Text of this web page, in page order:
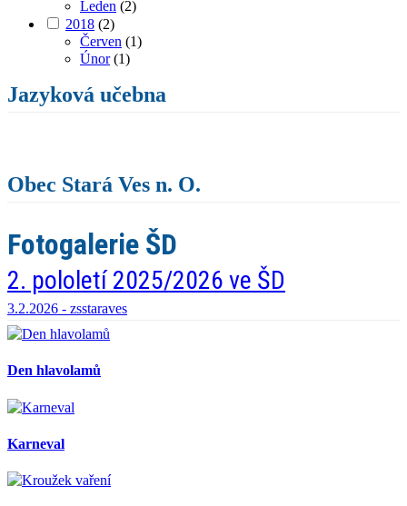
Leden (2)
2018 (2)
Červen (1)
Únor(1)
Jazyková učebna
Obec Stará Ves n. O.
Fotogalerie ŠD
2. pololetí 2025/2026 ve ŠD
3.2.2026 - zsstaraves
Den hlavolamů
Karneval